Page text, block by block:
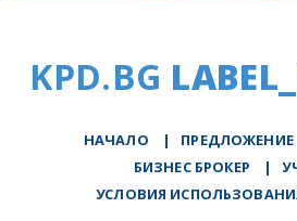
KPD.BG
НАЧАЛО | ПРЕДЛОЖЕНИЕ
БИЗНЕС БРОКЕР
|
УСЛОВИЯ